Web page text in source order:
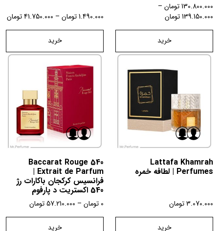
130.800.000تومان –
139.150.000تومان
خرید
1.490.000تومان –
41.750.000تومان
خرید
Lattafa Khamrah
Perfumes | لطافه خمره
3.070.000تومان
خرید
Baccarat Rouge 540
Extrait de Parfum |
فرانسیس کرکجان باکارات رژ
540 اکستریت د پارفوم
0 تومان –
57.210.000تومان
خرید